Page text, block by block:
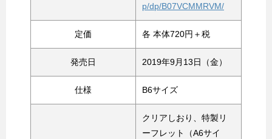
p/dp/B07VCMMRVM/
定価 各 本体720円＋税
発売日 2019年9月13日（金）
仕様 B6サイズ
クリアしおり、特製リ
ーフレット（A6サイ